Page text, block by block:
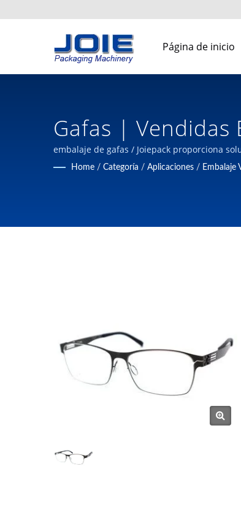
Página de inicio
Gafas | Vendidas
Envasado
embalaje de gafas / Joiepack proporciona
profesional en maquinaria de empaque
Home / Categoría / Aplicaciones / Embalaje